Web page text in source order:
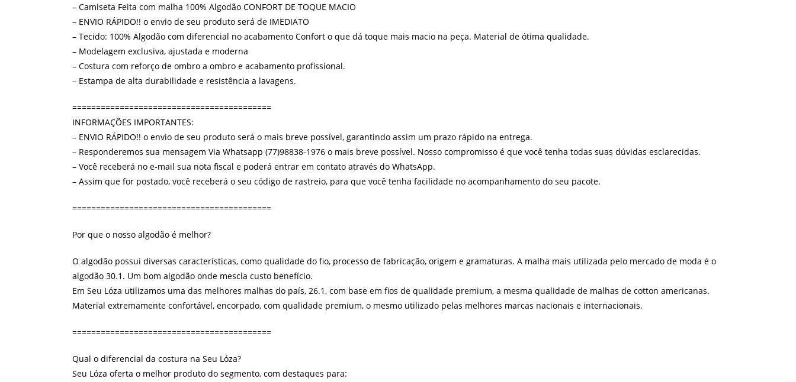
– Camiseta Feita com malha 100% Algodão CONFORT DE TOQUE MACIO
– ENVIO RÁPIDO!! o envio de seu produto será de IMEDIATO
– Tecido: 100% Algodão com diferencial no acabamento Confort o que dá toque mais macio na peça. Material de ótima qualidade.
– Modelagem exclusiva, ajustada e moderna
– Costura com reforço de ombro a ombro e acabamento profissional.
– Estampa de alta durabilidade e resistência a lavagens.
==========================================
INFORMAÇÕES IMPORTANTES:
– ENVIO RÁPIDO!! o envio de seu produto será o mais breve possível, garantindo assim um prazo rápido na entrega.
– Responderemos sua mensagem Via Whatsapp (77)98838-1976 o mais breve possível. Nosso compromisso é que você tenha todas suas dúvidas esclarecidas.
– Você receberá no e-mail sua nota fiscal e poderá entrar em contato através do WhatsApp.
– Assim que for postado, você receberá o seu código de rastreio, para que você tenha facilidade no acompanhamento do seu pacote.
==========================================
Por que o nosso algodão é melhor?
O algodão possui diversas características, como qualidade do fio, processo de fabricação, origem e gramaturas. A malha mais utilizada pelo mercado de moda é o
algodão 30.1. Um bom algodão onde mescla custo benefício.
Em Seu Lóza utilizamos uma das melhores malhas do país, 26.1, com base em fios de qualidade premium, a mesma qualidade de malhas de cotton americanas.
Material extremamente confortável, encorpado, com qualidade premium, o mesmo utilizado pelas melhores marcas nacionais e internacionais.
==========================================
Qual o diferencial da costura na Seu Lóza?
Seu Lóza oferta o melhor produto do segmento, com destaques para: